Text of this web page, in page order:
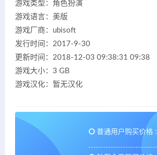
游戏类型：角色扮演
游戏语言：美版
游戏厂商：ubisoft
发行时间：2017-9-30
更新时间：2018-12-03 09:38:31 09:38
游戏大小：3 GB
游戏汉化：暂无汉化
普通用户购买价格 :